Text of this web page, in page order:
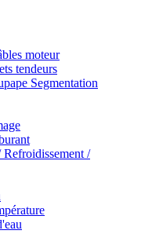
moteur
tendeurs
Segmentation
Refroidissement /